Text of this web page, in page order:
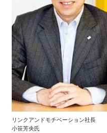
リンクアンドモチベーション社長
小笹芳央氏